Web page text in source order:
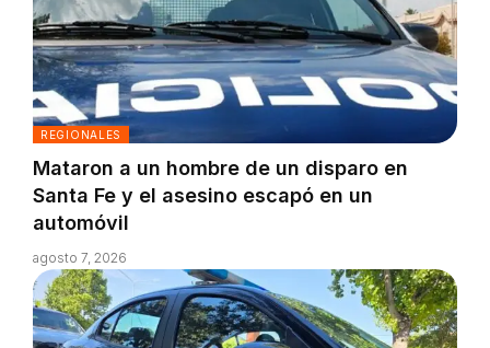
REGIONALES
Mataron a un hombre de un disparo en
Santa Fe y el asesino escapó en un
automóvil
agosto 7, 2026